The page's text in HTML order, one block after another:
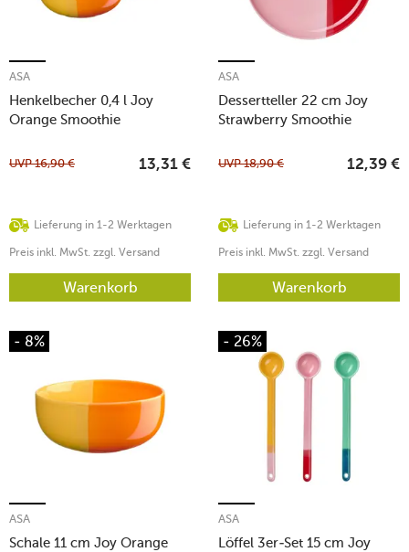
Henkelbecher 0,4 l Joy
Orange Smoothie
ASA
Lieferung in 1-2 Werktagen
UVP16,90 € 13,31 €
Preis inkl. MwSt. zzgl. Versand
Warenkorb
Dessertteller 22 cm Joy
Strawberry Smoothie
ASA
Lieferung in 1-2 Werktagen
UVP18,90 € 12,39 €
Preis inkl. MwSt. zzgl. Versand
Warenkorb
- 8%
Schale 11 cm Joy Orange
ASA
- 26%
Löffel 3er-Set 15 cm Joy
ASA